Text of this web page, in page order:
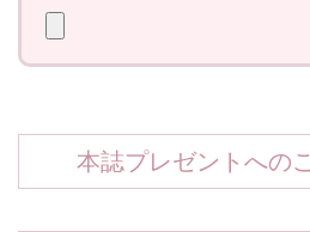
本誌プレゼントへの